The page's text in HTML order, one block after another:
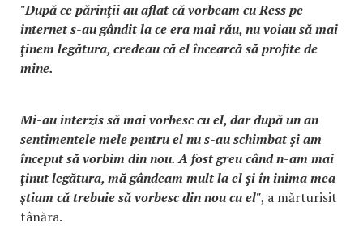
"După ce părinţii au aflat că vorbeam cu Ress pe
internet s-au gândit la ce era mai rău, nu voiau să mai
ţinem legătura, credeau că el încearcă să profite de
mine.
Mi-au interzis să mai vorbesc cu el, dar după un an
sentimentele mele pentru el nu s-au schimbat şi am
început să vorbim din nou. A fost greu când n-am mai
ţinut legătura, mă gândeam mult la el şi în inima mea
ştiam că trebuie să vorbesc din nou cu el", a mărturisit
tânăra.